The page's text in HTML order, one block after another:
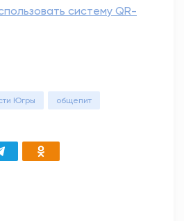
систему QR-
Югры общепит